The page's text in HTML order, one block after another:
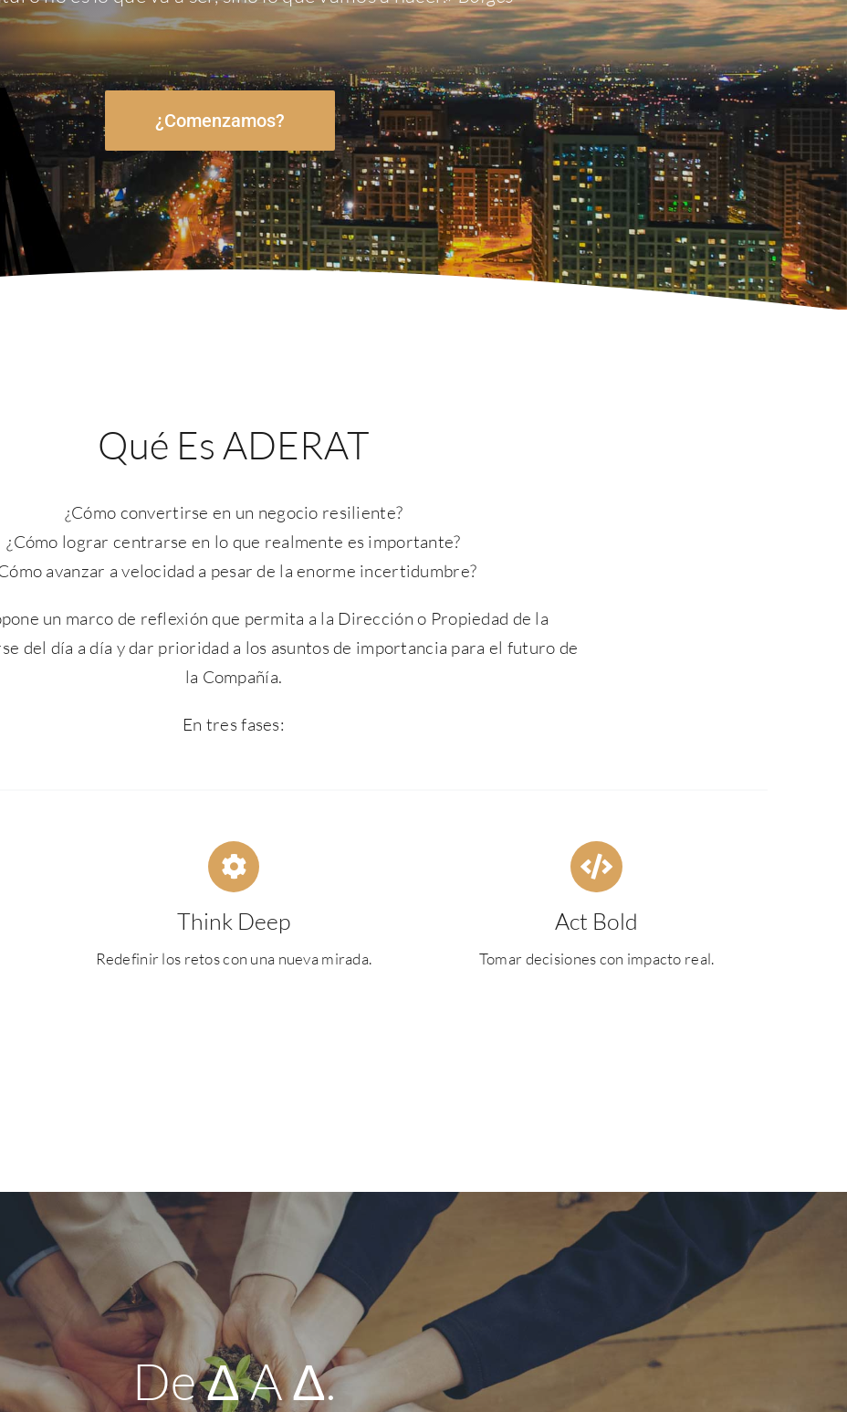
¿Comenzamos?
Qué Es ADERAT
¿Cómo convertirse en un negocio resiliente?
¿Cómo lograr centrarse en lo que realmente es importante?
avanzar a velocidad a pesar de la enorme incertidumbre?
un marco de reflexión que permita a la Dirección o Propiedad de la
del día a día y dar prioridad a los asuntos de importancia para el futuro de
la Compañía.
En tres fases:
Think Deep
Redefinir los retos con una nueva mirada.
Act Bold
Tomar decisiones con impacto real.
De Δ A Δ.